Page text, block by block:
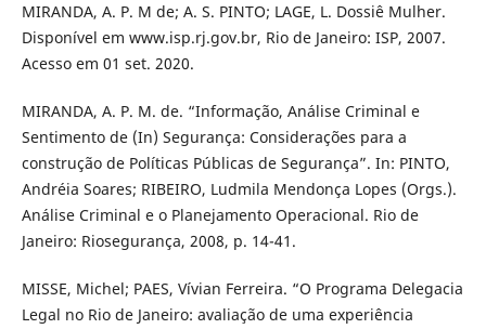
MIRANDA, A. P. M de; A. S. PINTO; LAGE, L. Dossiê Mulher.
Disponível em www.isp.rj.gov.br, Rio de Janeiro: ISP, 2007.
Acesso em 01 set. 2020.
MIRANDA, A. P. M. de. “Informação, Análise Criminal e
Sentimento de (In) Segurança: Considerações para a
construção de Políticas Públicas de Segurança”. In: PINTO,
Andréia Soares; RIBEIRO, Ludmila Mendonça Lopes (Orgs.).
Análise Criminal e o Planejamento Operacional. Rio de
Janeiro: Riosegurança, 2008, p. 14-41.
MISSE, Michel; PAES, Vívian Ferreira. “O Programa Delegacia
Legal no Rio de Janeiro: avaliação de uma experiência